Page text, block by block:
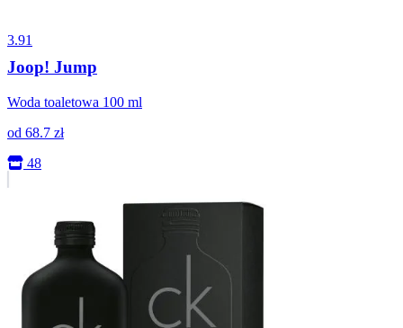
3.91
Joop! Jump
Woda toaletowa 100 ml
od 68.7 zł
48